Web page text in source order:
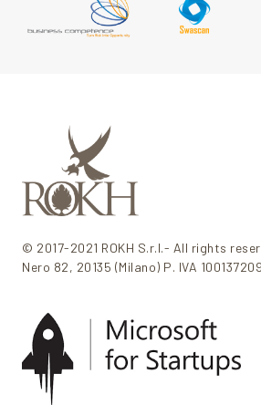
© 2017-2021 ROKH S.r.l.- All rights
Nero 82, 20135 (Milano) P. IVA